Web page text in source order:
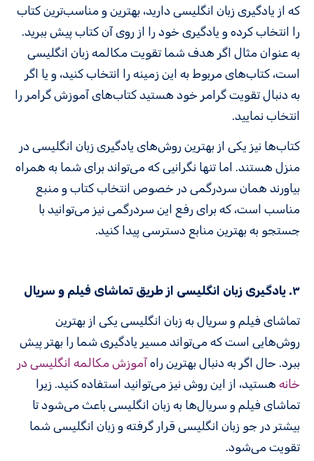
که از یادگیری زبان انگلیسی دارید، بهترین و مناسب‌ترین کتاب
را انتخاب کرده و یادگیری خود را از روی آن کتاب پیش ببرید.
به عنوان مثال اگر هدف شما تقویت مکالمه زبان انگلیسی
است، کتاب‌های مربوط به این زمینه را انتخاب کنید، و یا اگر
به دنبال تقویت گرامر خود هستید کتاب‌های آموزش گرامر را
انتخاب نمایید.
کتاب‌ها نیز یکی از بهترین روش‌های یادگیری زبان انگلیسی در
منزل هستند. اما تنها نگرانیی که می‌تواند برای شما به همراه
بیاورند همان سردرگمی در خصوص انتخاب کتاب و منبع
مناسب است، که برای رفع این سردرگمی نیز می‌توانید با
جستجو به بهترین منابع دسترسی پیدا کنید.
۳. یادگیری زبان انگلیسی از طریق تماشای فیلم و سریال
تماشای فیلم و سریال به زبان انگلیسی یکی از بهترین
روش‌هایی است که می‌تواند مسیر یادگیری شما را بهتر پیش
ببرد. حال اگر به دنبال بهترین راه آموزش مکالمه انگلیسی در
خانه هستید، از این روش نیز می‌توانید استفاده کنید. زیرا
تماشای فیلم و سریال‌ها به زبان انگلیسی باعث می‌شود تا
بیشتر در جو زبان انگلیسی قرار گرفته و زبان انگلیسی شما
تقویت می‌شود.